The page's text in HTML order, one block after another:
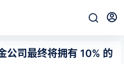
公司最终将拥有 10% 的